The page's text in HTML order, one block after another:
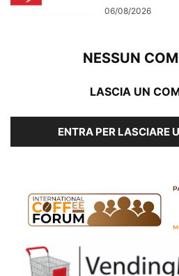
06/08/2026
NESSUN
LASCIA UN
ENTRA PER LASCIARE